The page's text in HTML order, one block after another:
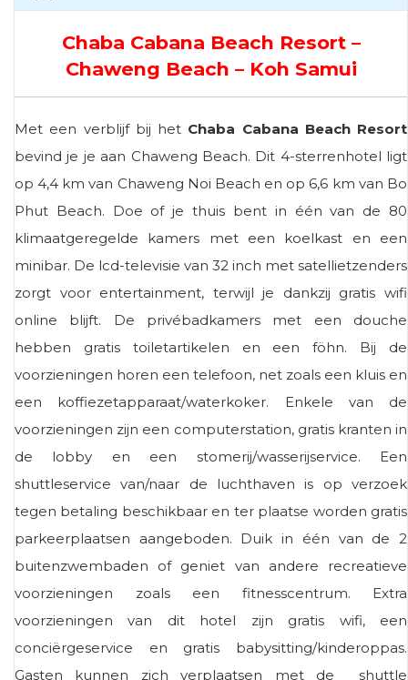
Chaba Cabana Beach Resort –
Chaweng Beach – Koh Samui
Met een verblijf bij het Chaba Cabana Beach Resort
bevind je je aan Chaweng Beach. Dit 4-sterrenhotel ligt
op 4,4 km van Chaweng Noi Beach en op 6,6 km van Bo
Phut Beach. Doe of je thuis bent in één van de 80
klimaatgeregelde kamers met een koelkast en een
minibar. De lcd-televisie van 32 inch met satellietzenders
zorgt voor entertainment, terwijl je dankzij gratis wifi
online blijft. De privébadkamers met een douche
hebben gratis toiletartikelen en een föhn. Bij de
voorzieningen horen een telefoon, net zoals een kluis en
een koffiezetapparaat/waterkoker. Enkele van de
voorzieningen zijn een computerstation, gratis kranten in
de lobby en een stomerij/wasserijservice. Een
shuttleservice van/naar de luchthaven is op verzoek
tegen betaling beschikbaar en ter plaatse worden gratis
parkeerplaatsen aangeboden. Duik in één van de 2
buitenzwembaden of geniet van andere recreatieve
voorzieningen zoals een fitnesscentrum. Extra
voorzieningen van dit hotel zijn gratis wifi, een
conciërgeservice en gratis babysitting/kinderoppas.
Gasten kunnen zich verplaatsen met de shuttle